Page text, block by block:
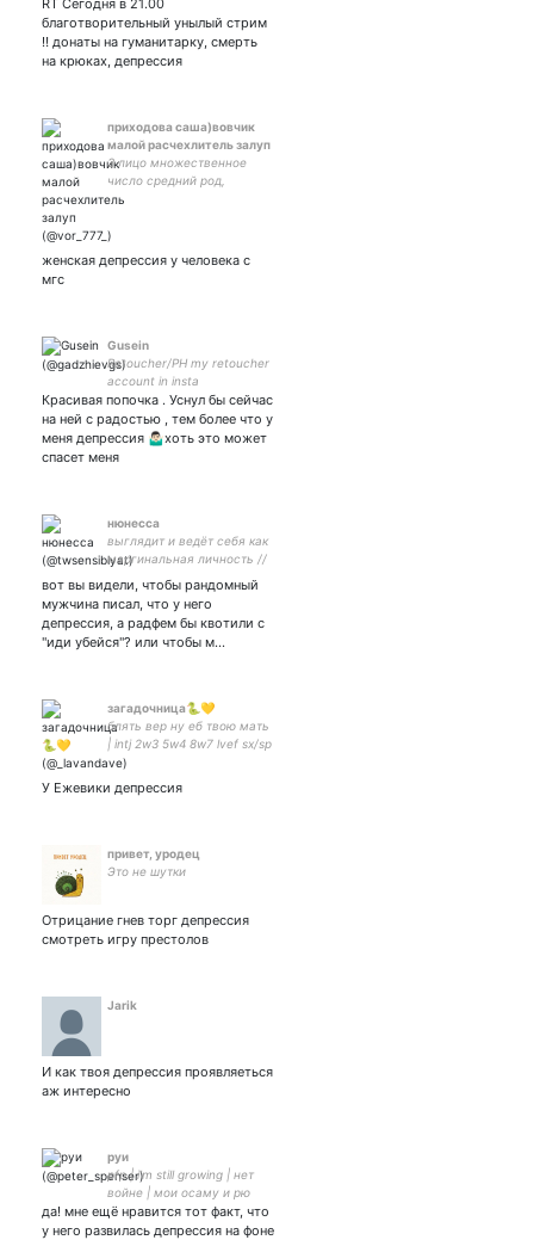
сделаю всё, что смогу
RT Сегодня в 21.00
благотворительный унылый стрим
‼️ донаты на гуманитарку, смерть
на крюках, депрессия
приходова саша)вовчик
малой расчехлитель залуп
3 лицо множественное
число средний род,
🏳️‍🌈,профем, ♑️, по гендеру
женская депрессия у человека с
мгс
Gusein
Retoucher/PH my retoucher
account in insta
Красивая попочка . Уснул бы сейчас
на ней с радостью , тем более что у
меня депрессия 🤷🏻‍♂️хоть это может
спасет меня
нюнесса
выглядит и ведёт себя как
маргинальная личность //
диагноз скажет f60.3
вот вы видели, чтобы рандомный
мужчина писал, что у него
депрессия, а радфем бы квотили с
"иди убейся"? или чтобы м…
загадочница🐍💛
блять вер ну еб твою мать
| intj 2w3 5w4 8w7 lvef sx/sp
18уо | | закрытка
У Ежевики депрессия
привет, уродец
Это не шутки
Отрицание гнев торг депрессия
смотреть игру престолов
Jarik
И как твоя депрессия проявляеться
аж интересно
руи
pfp | i’m still growing | нет
войне | мои осаму и рю
да! мне ещё нравится тот факт, что
у него развилась депрессия на фоне